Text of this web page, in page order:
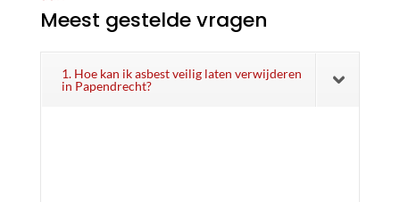
Meest gestelde vragen
1. Hoe kan ik asbest veilig laten verwijderen
in Papendrecht?